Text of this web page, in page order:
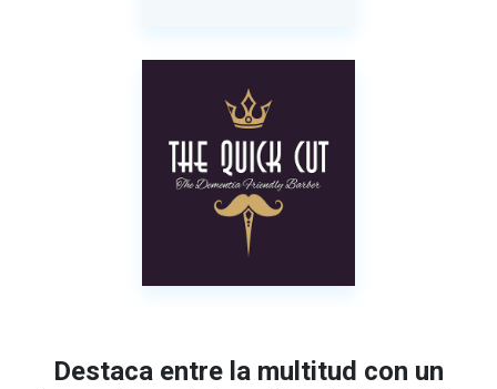
Destaca entre la multitud con un